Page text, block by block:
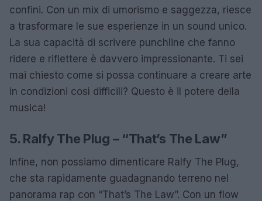
confini. Con un mix di umorismo e saggezza, riesce
a trasformare le sue esperienze in un sound unico.
La sua capacità di scrivere punchline che fanno
ridere e riflettere è davvero impressionante. Ti sei
mai chiesto come si possa continuare a creare arte
in condizioni così difficili? Questo è il potere della
musica!
5. Ralfy The Plug – “That’s The Law”
Infine, non possiamo dimenticare Ralfy The Plug,
che sta rapidamente guadagnando terreno nel
panorama rap con “That’s The Law”. Con un flow